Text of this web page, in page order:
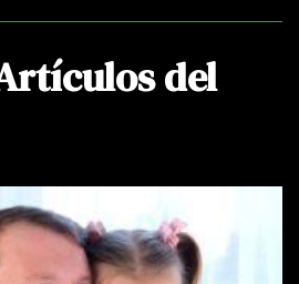
del